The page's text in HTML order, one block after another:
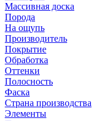
Массивная доска
Порода
На ощупь
Производитель
Покрытие
Обработка
Оттенки
Полосность
Фаска
Страна производства
Элементы